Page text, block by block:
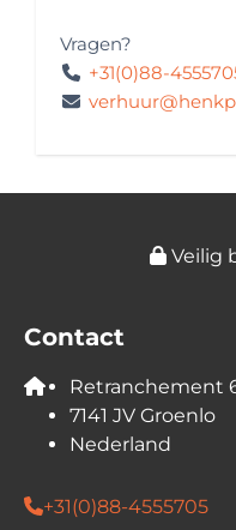
Huisregels
Kilometervrij
Buitenlandreizen:
Veiligheid en
Pechhulp:
Repatriëring:
Vereist rijbewijs:
Vereiste
Rookmelder /
Vragen?
+31(0)88-
Veilig
Contact
Retranchement
7141 JV Groenlo
Nederland
+31(0)88-4555705